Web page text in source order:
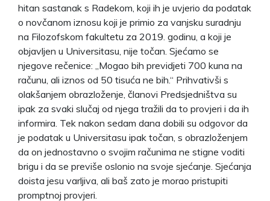
hitan sastanak s Radekom, koji ih je uvjerio da podatak
o novčanom iznosu koji je primio za vanjsku suradnju
na Filozofskom fakultetu za 2019. godinu, a koji je
objavljen u Universitasu, nije točan. Sjećamo se
njegove rečenice: „Mogao bih previdjeti 700 kuna na
računu, ali iznos od 50 tisuća ne bih.“ Prihvativši s
olakšanjem obrazloženje, članovi Predsjedništva su
ipak za svaki slučaj od njega tražili da to provjeri i da ih
informira. Tek nakon sedam dana dobili su odgovor da
je podatak u Universitasu ipak točan, s obrazloženjem
da on jednostavno o svojim računima ne stigne voditi
brigu i da se previše oslonio na svoje sjećanje. Sjećanja
doista jesu varljiva, ali baš zato je morao pristupiti
promptnoj provjeri.